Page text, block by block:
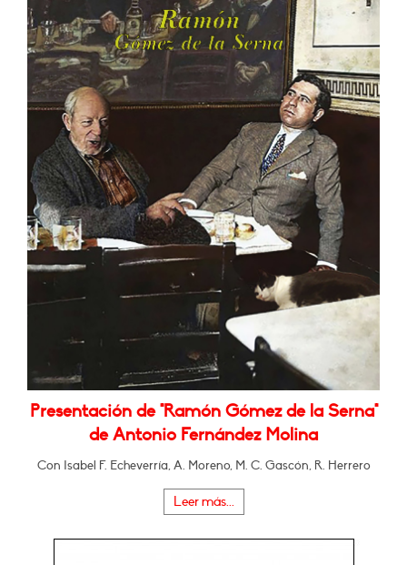
Presentación de "Ramón Gómez de la Serna"
de Antonio Fernández Molina
Con Isabel F. Echeverría, A. Moreno, M. C. Gascón, R. Herrero
Leer más...